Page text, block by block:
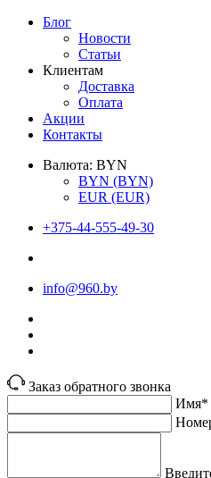
Блог
Новости
Статьи
Клиентам
Доставка
Оплата
Акции
Контакты
Валюта: BYN
BYN (BYN)
EUR (EUR)
+375-44-555-49-30
info@960.by
Заказ обратного звонка
Имя*